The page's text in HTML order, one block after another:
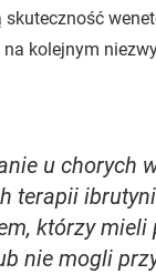
na kolejnym
u chorych
terapii
którzy mieli
nie mogli